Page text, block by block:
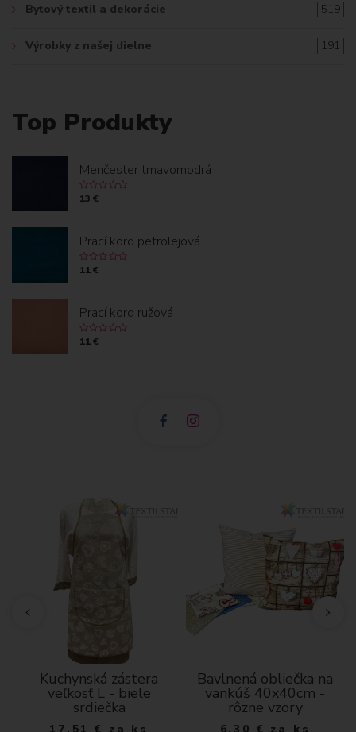
Bytový textil a dekorácie 519
Výrobky z našej dielne 191
Top Produkty
Menčester tmavomodrá
13 €
Prací kord petrolejová
11 €
Prací kord ružová
11 €
Kuchynská zástera
veľkosť L - biele
srdiečka
17.51 € za ks
Bavlnená obliečka na
vankúš 40x40cm -
rôzne vzory
6.30 € za ks